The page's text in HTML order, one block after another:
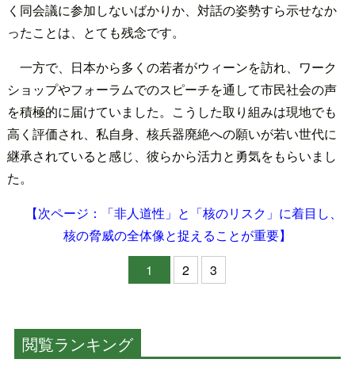
く同会議に参加しないばかりか、対話の姿勢すら示せなか
ったことは、とても残念です。
一方で、日本から多くの若者がウィーンを訪れ、ワーク
ショップやフォーラムでのスピーチを通して市民社会の声
を積極的に届けていました。こうした取り組みは現地でも
高く評価され、私自身、核兵器廃絶への願いが若い世代に
継承されていると感じ、彼らから活力と勇気をもらいまし
た。
【次ページ：「非人道性」と「核のリスク」に着目し、
核の脅威の全体像と捉えることが重要】
1
2 3
閲覧ランキング